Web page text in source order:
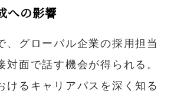
への影響
、グローバル企業の採用担当
対面で話す機会が得られる。
けるキャリアパスを深く知る